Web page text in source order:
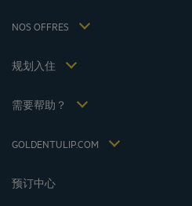
NOS OFFRES
逍遥游优惠（含早餐）
规划入住
会议和活动
需要帮助？
常见问答
GOLDENTULIP.COM
Flavours Instant Benefit 通用使用条款和条件
Politiques de taxes 2023
税收政策 2021
Jin Jiang International
预订中心